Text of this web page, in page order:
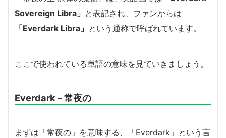
Sovereign Libra」 と表記され、ファンからは
「Everdark Libra」 という通称で呼ばれています。
ここで使われている単語の意味を見ていきましょう。
Everdark – 常夜の
まずは「常夜の」を意味する、「Everdark」という言